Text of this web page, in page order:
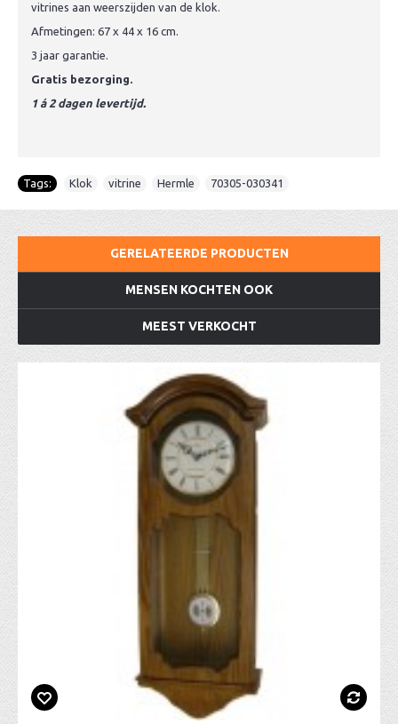
vitrines aan weerszijden van de klok.
Afmetingen: 67 x 44 x 16 cm.
3 jaar garantie.
Gratis bezorging.
1 á 2 dagen levertijd.
Tags: Klok vitrine Hermle 70305-030341
GERELATEERDE PRODUCTEN
MENSEN KOCHTEN OOK
MEEST VERKOCHT